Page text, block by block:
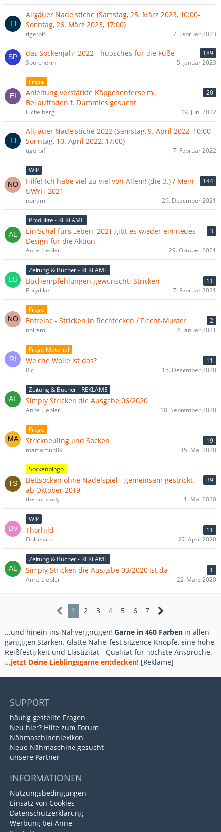
Allgäuer Nadelstiche (Samstag, 25. März 2023, 10:00-
Sonntag, 26. März 2023, 17:00)
tigerbifi 7. Februar 2023
das Sockenjahr 2022 - hübsches für die Füße
189
Sporcherin
5. Januar 2023
Frage
Anleitung verstärkte Käppchenferse m.
Beilauffaden f. Dummies gesucht
20
Eichelberg 19. Juni 2022
Allgäuer Nadelstiche 2022 (Samstag, 9. April 2022, 10:00-
Sonntag, 10. April 2022, 17:00)
tigerbifi 7. Februar 2022
WIP
Hilfe! Ich habe viel zu viel von Allem! (die 3.) / Mein
UWYH 2021
144
noiram 29. Dezember 2021
Produkte - REKLAME
Ein Schal fürs Leben, 2021 gibt es wieder ein neues
Design für die Aktion
3
Anne Liebler 29. Oktober 2021
Zeitung & Bücher - REKLAME
Buchempfehlungen gewünscht: Stricken
11
Eurydike
7. Februar 2021
Frage
Entrelac - Stricken in Rechtecken / Flecht-Muster
2
noiram
4. Januar 2021
Frage Material
Welche Wolle ist das?
11
Ric
15. Dezember 2020
Zeitung & Bücher - REKLAME
Simply Stricken die Ausgabe 06/2020
Anne Liebler 18. September 2020
Frage
Strickneuling und Socken
19
mamamuh89
15. Mai 2020
Sockenbingo
Bettsocken ohne Nadelspiel - gemeinsam gestrickt
ab Oktober 2019
39
the socklady 1. Mai 2020
WIP
Thorhild
11
Dolce vita
27. April 2020
Zeitung & Bücher - REKLAME
Simply Stricken die Ausgabe 03/2020 ist da
1
Anne Liebler
22. März 2020
1 2 3 4 5 6 7
...und hinein ins Nähvergnügen! Garne in 460 Farben in allen
gängigen Stärken. Glatte Nähe, fest sitzende Knöpfe, eine hohe
Reißfestigkeit und Elastizität - Qualität für höchste Ansprüche.
...jetzt Deine Lieblingsgarne entdecken! [Reklame]
SUPPORT
häufig gestellte Fragen
Neu hier? Hilfe zum Forum
Nähmaschinenlexikon
Neue Nähmaschine gesucht
unsere Partner
INFORMATIONEN
Nutzungsbedingungen
Einsatz von Cookies
Datenschutzerklärung
Werbung bei Anne